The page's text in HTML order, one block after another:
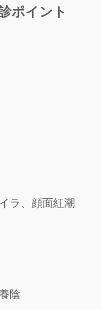
ポイント
ラ、顔面紅潮
陰